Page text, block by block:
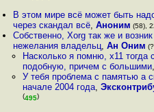
В этом мире всё может быть
через скандал всё,Аноним (58),
Собственно, Xorg так же и
нежелания владельц,Ан Оним
Насколько я помню, х11
подобную, причем с большими,
У тебя проблема с памятью а
начале 2004 года,
(495)